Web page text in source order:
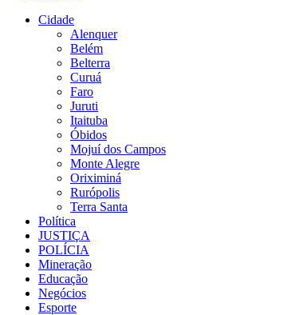
Cidade
Alenquer
Belém
Belterra
Curuá
Faro
Juruti
Itaituba
Óbidos
Mojuí dos Campos
Monte Alegre
Oriximiná
Rurópolis
Terra Santa
Política
JUSTIÇA
POLÍCIA
Mineração
Educação
Negócios
Esporte